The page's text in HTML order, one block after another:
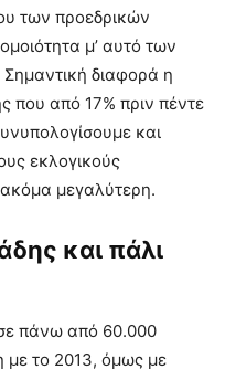
των προεδρικών
μ’ αυτό των
διαφορά η
που από 17% πριν πέντε
και
εκλογικούς
μεγαλύτερη.
και πάλι
πάνω από 60.000
με το 2013, όμως με